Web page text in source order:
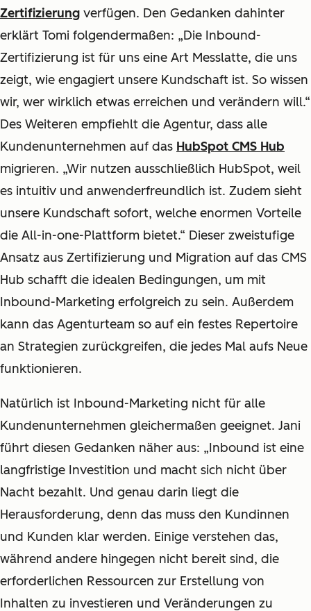
Zertifizierung verfügen. Den Gedanken dahinter
erklärt Tomi folgendermaßen: „Die Inbound-
Zertifizierung ist für uns eine Art Messlatte, die uns
zeigt, wie engagiert unsere Kundschaft ist. So wissen
wir, wer wirklich etwas erreichen und verändern will.“
Des Weiteren empfiehlt die Agentur, dass alle
Kundenunternehmen auf das HubSpot CMS Hub
migrieren. „Wir nutzen ausschließlich HubSpot, weil
es intuitiv und anwenderfreundlich ist. Zudem sieht
unsere Kundschaft sofort, welche enormen Vorteile
die All-in-one-Plattform bietet.“ Dieser zweistufige
Ansatz aus Zertifizierung und Migration auf das CMS
Hub schafft die idealen Bedingungen, um mit
Inbound-Marketing erfolgreich zu sein. Außerdem
kann das Agenturteam so auf ein festes Repertoire
an Strategien zurückgreifen, die jedes Mal aufs Neue
funktionieren.
Natürlich ist Inbound-Marketing nicht für alle
Kundenunternehmen gleichermaßen geeignet. Jani
führt diesen Gedanken näher aus: „Inbound ist eine
langfristige Investition und macht sich nicht über
Nacht bezahlt. Und genau darin liegt die
Herausforderung, denn das muss den Kundinnen
und Kunden klar werden. Einige verstehen das,
während andere hingegen nicht bereit sind, die
erforderlichen Ressourcen zur Erstellung von
Inhalten zu investieren und Veränderungen zu